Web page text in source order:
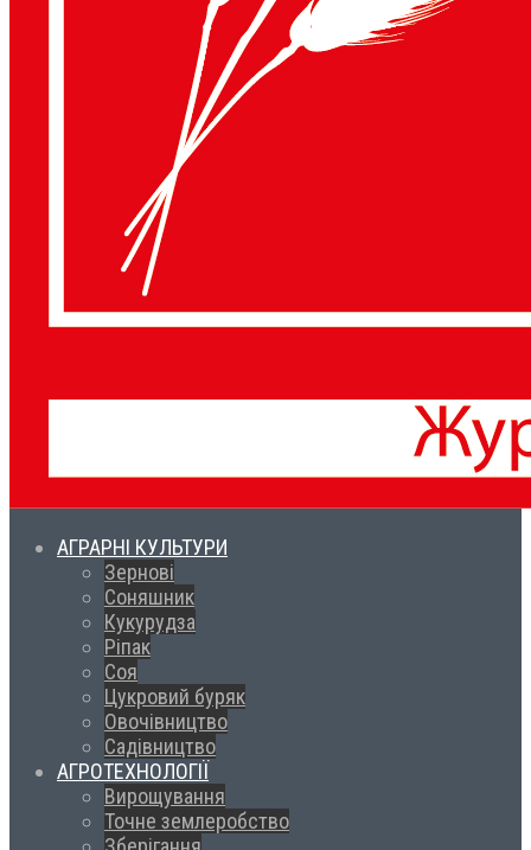
АГРАРНІ КУЛЬТУРИ
Зернові
Соняшник
Кукурудза
Ріпак
Соя
Цукровий буряк
Овочівництво
Садівництво
АГРОТЕХНОЛОГІЇ
Вирощування
Точне землеробство